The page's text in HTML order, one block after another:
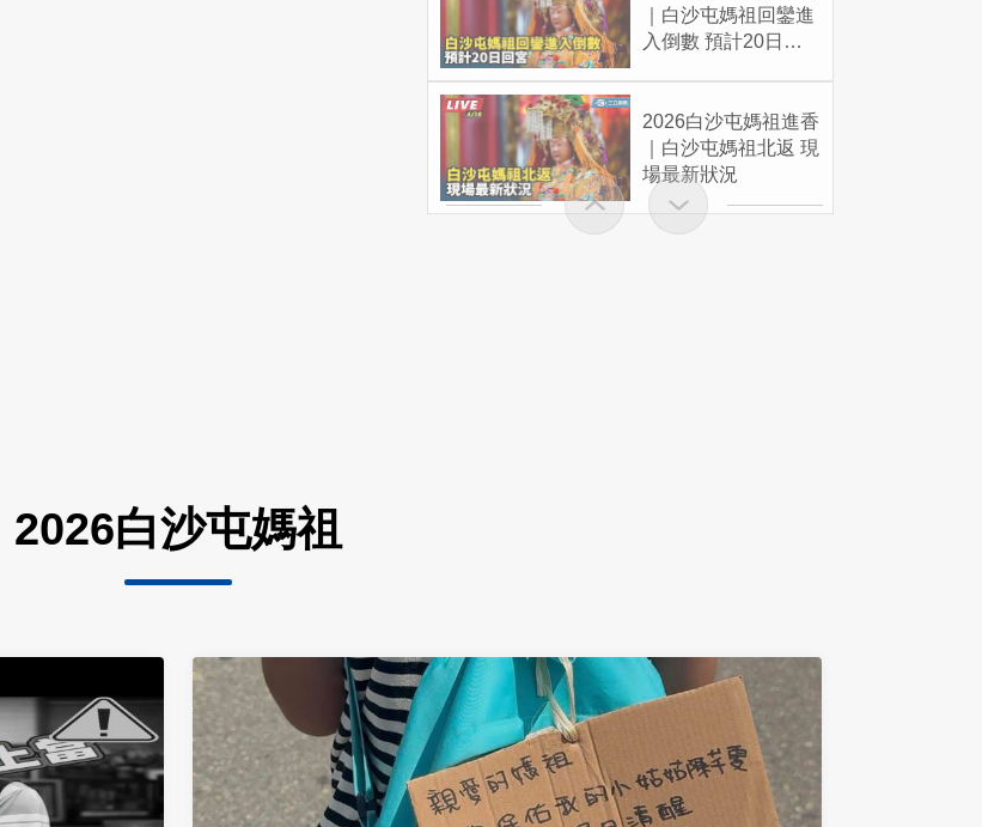
｜白沙屯媽祖回鑾進
入倒數 預計20日回
2026白沙屯媽祖進香
｜白沙屯媽祖北返 現
場最新狀況
2026白沙屯媽祖